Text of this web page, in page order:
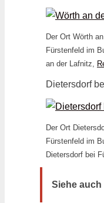
Der Ort Wörth
Fürstenfeld im
an der Lafnitz,
Dietersdorf
Der Ort
Fürstenfeld im
Dietersdorf bei
Siehe auch